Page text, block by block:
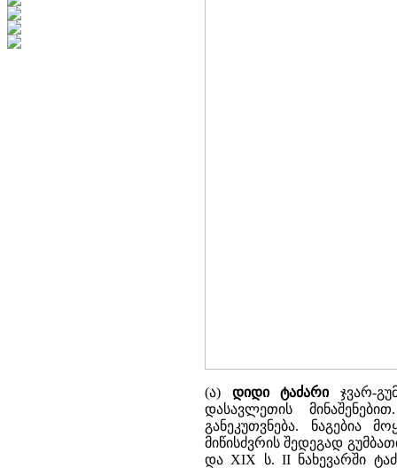
(ა) დიდი ტაძარიჯვარ-
დასავლეთის
განეკუთვნება. ნაგებია
მიწისძვრის შედეგად
და XIX ს. II ნახევარში